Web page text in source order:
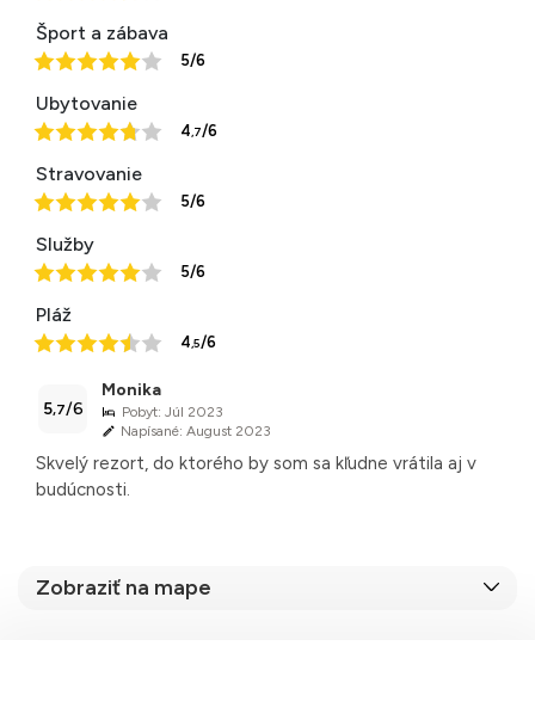
Šport a zábava
5/6
Ubytovanie
4,7/6
Stravovanie
5/6
Služby
5/6
Pláž
4,5/6
5,7/6
Monika
Pobyt: Júl 2023
Napísané: August 2023
Skvelý rezort, do ktorého by som sa kľudne vrátila aj v
budúcnosti.
Zobraziť na mape